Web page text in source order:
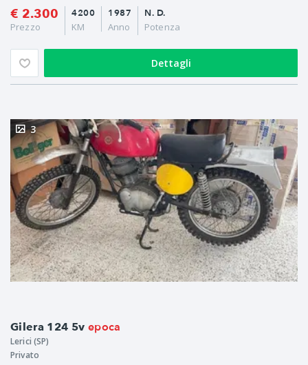
€ 2.300
Prezzo
1987
Anno
4200
KM
N. D.
Potenza
Dettagli
Gilera 124 5v epoca
3
Lerici (SP)
Privato